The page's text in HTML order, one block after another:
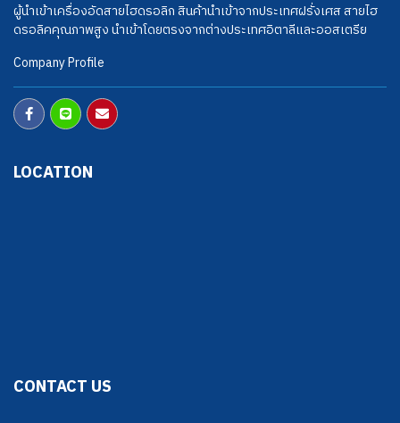
ผู้นำเข้าเครื่องอัดสายไฮดรอลิก สินค้านำเข้าจากประเทศฝรั่งเศส สายไฮ
ดรอลิคคุณภาพสูง นำเข้าโดยตรงจากต่างประเทศอิตาลีและออสเตรีย
Company Profile
LOCATION
CONTACT US